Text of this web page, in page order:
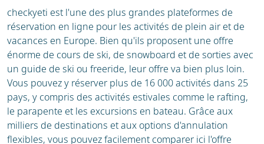
checkyeti est l'une des plus grandes plateformes de
réservation en ligne pour les activités de plein air et de
vacances en Europe. Bien qu'ils proposent une offre
énorme de cours de ski, de snowboard et de sorties avec
un guide de ski ou freeride, leur offre va bien plus loin.
Vous pouvez y réserver plus de 16 000 activités dans 25
pays, y compris des activités estivales comme le rafting,
le parapente et les excursions en bateau. Grâce aux
milliers de destinations et aux options d'annulation
flexibles, vous pouvez facilement comparer ici l'offre